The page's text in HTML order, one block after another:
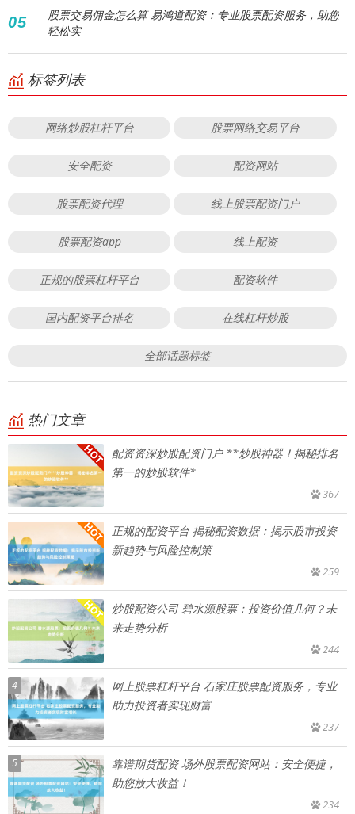
05
股票交易佣金怎么算 易鸿道配资：专业股票配资服务，助您
轻松实
标签列表
网络炒股杠杆平台 股票网络交易平台
安全配资 配资网站
股票配资代理 线上股票配资门户
股票配资app 线上配资
正规的股票杠杆平台 配资软件
国内配资平台排名 在线杠杆炒股
全部话题标签
热门文章
配资资深炒股配资门户 **炒股神器！揭秘排名
第一的炒股软件*
367
正规的配资平台 揭秘配资数据：揭示股市投资
新趋势与风险控制策
259
炒股配资公司 碧水源股票：投资价值几何？未
来走势分析
244
4
网上股票杠杆平台 石家庄股票配资服务，专业
助力投资者实现财富
237
5
靠谱期货配资 场外股票配资网站：安全便捷，
助您放大收益！
234